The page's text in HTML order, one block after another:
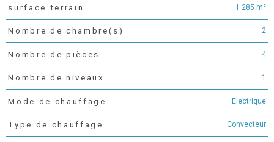
surface terrain 1 285 m²
Nombre de chambre(s) 2
Nombre de pièces 4
Nombre de niveaux 1
Mode de chauffage Electrique
Type de chauffage Convecteur